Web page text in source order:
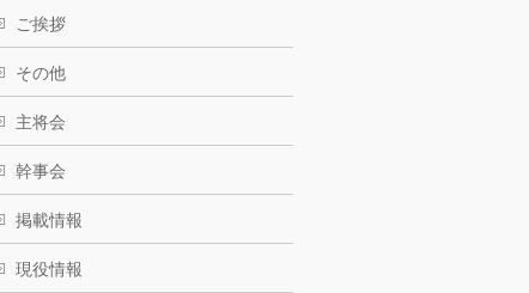
ご挨拶
その他
主将会
幹事会
掲載情報
現役情報